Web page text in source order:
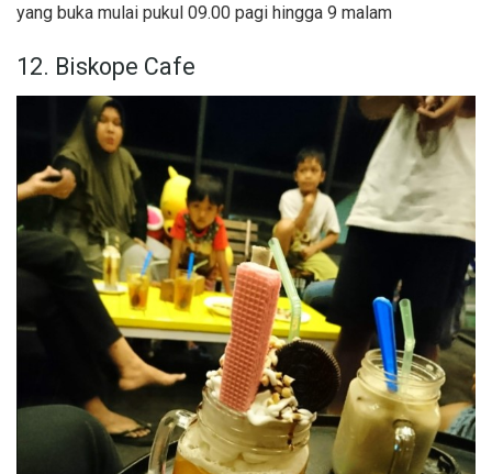
yang buka mulai pukul 09.00 pagi hingga 9 malam
12. Biskope Cafe